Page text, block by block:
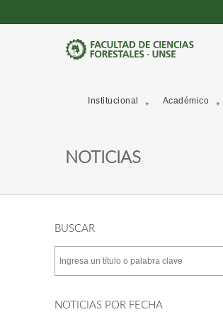
Institucional Académico
NOTICIAS
BUSCAR
NOTICIAS POR FECHA